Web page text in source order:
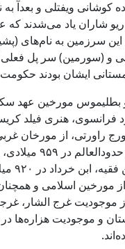
کوشانی ویفتلی و بعدآ به
شاران یاد می‌شدند که
سرزمین به نام‌های
و (سورمین) سر پل فعلی
ایشان بودند حکومت
مورخین عهد
فرانسوی، هنری فیلد
راورتی، از مورخان
مولف گمنام حدودالعالم
مشهور
مورخین اسلامی و
موجودیت غرج الشار،
و موجودیت هزاره‌ها